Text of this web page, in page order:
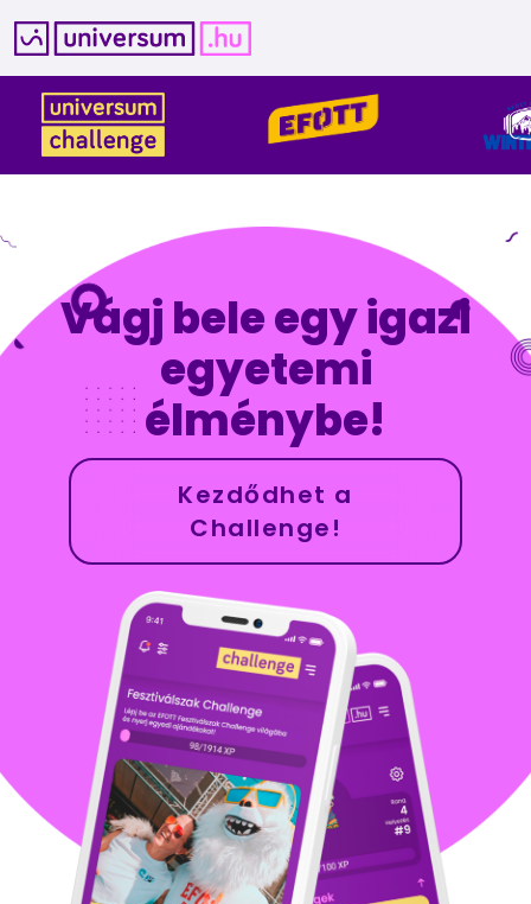
tartalomba
Vágj bele egy igazi
egyetemi
élménybe!
Kezdődhet a
Challenge!